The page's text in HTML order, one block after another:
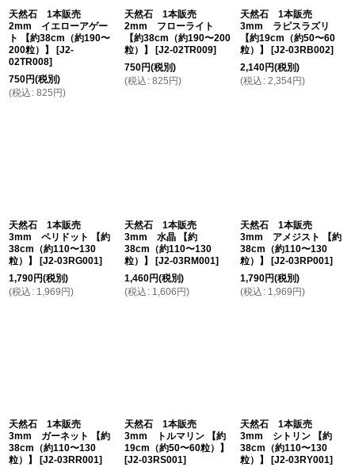
天然石 1本販売
2mm イエローアゲー
ト 【約38cm（約190〜
200粒）】
[J2-
02TR008]
750円(税別)
(税込 : 825 円)
天然石 1本販売
2mm フローライト
【約38cm（約190〜200
粒）】
[J2-02TR009]
750円(税別)
(税込 : 825 円)
天然石 1本販売
3mm ラピスラズリ
【約19cm（約50〜60
粒）】
[J2-03RB002]
2,140円(税別)
(税込 : 2,354円)
天然石 1本販売
3mm ペリドット 【約
38cm（約110〜130
粒）】
[J2-03RG001]
1,790円(税別)
(税込 : 1,969 円)
天然石 1本販売
3mm 水晶 【約
38cm（約110〜130
粒）】
[J2-03RM001]
1,460円(税別)
(税込 : 1,606 円)
天然石 1本販売
3mm アメジスト 【約
38cm（約110〜130
粒）】
[J2-03RP001]
1,790円(税別)
(税込 : 1,969 円)
天然石 1本販売
3mm ガーネット 【約
38cm（約110〜130
粒）】
[J2-03RR001]
天然石 1本販売
3mm トルマリン 【約
19cm（約50〜60粒）】
[J2-03RS001]
天然石 1本販売
3mm シトリン 【約
38cm（約110〜130
粒）】
[J2-03RY001]